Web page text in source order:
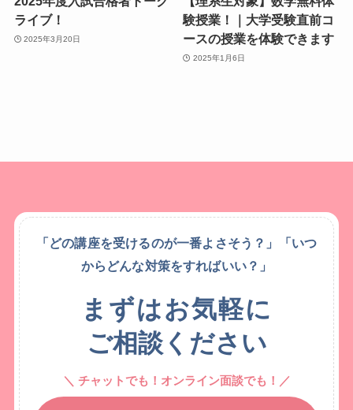
ライブ！
2025年3月20日
験授業！｜大学受験直前コ
ースの授業を体験できます
2025年1月6日
「どの講座を受けるのが一番よさそう？」「いつ
からどんな対策をすればいい？」
まずはお気軽に
ご相談ください
＼ チャットでも！オンライン面談でも！／